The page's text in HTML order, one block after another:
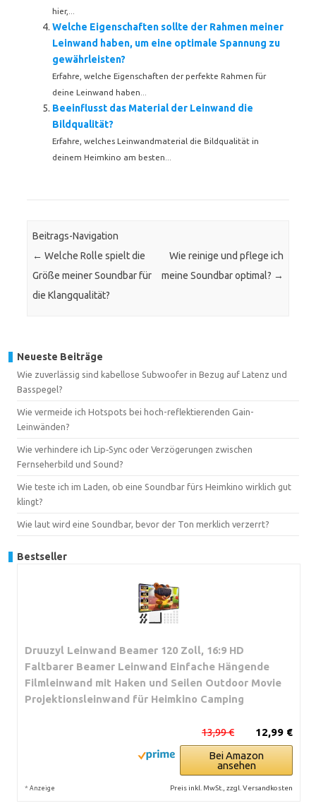
hier,...
Welche Eigenschaften sollte der Rahmen meiner
Leinwand haben, um eine optimale Spannung zu
gewährleisten?
Erfahre, welche Eigenschaften der perfekte Rahmen für
deine Leinwand haben...
Beeinflusst das Material der Leinwand die
Bildqualität?
Erfahre, welches Leinwandmaterial die Bildqualität in
deinem Heimkino am besten...
Beitrags-Navigation
← Welche Rolle spielt die
Größe meiner Soundbar für
die Klangqualität?
Wie reinige und pflege ich
meine Soundbar optimal? →
Neueste Beiträge
Wie zuverlässig sind kabellose Subwoofer in Bezug auf Latenz und
Basspegel?
Wie vermeide ich Hotspots bei hoch-reflektierenden Gain-
Leinwänden?
Wie verhindere ich Lip‑Sync oder Verzögerungen zwischen
Fernseherbild und Sound?
Wie teste ich im Laden, ob eine Soundbar fürs Heimkino wirklich gut
klingt?
Wie laut wird eine Soundbar, bevor der Ton merklich verzerrt?
Bestseller
Druuzyl Leinwand Beamer 120 Zoll, 16:9 HD
Faltbarer Beamer Leinwand Einfache Hängende
Filmleinwand mit Haken und Seilen Outdoor Movie
Projektionsleinwand für Heimkino Camping
12,99 €
13,99 €
Bei Amazon
ansehen
* Anzeige Preis inkl. MwSt., zzgl. Versandkosten